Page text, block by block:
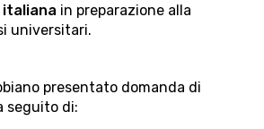
italiana in preparazione alla
universitari.
presentato domanda di
seguito di: